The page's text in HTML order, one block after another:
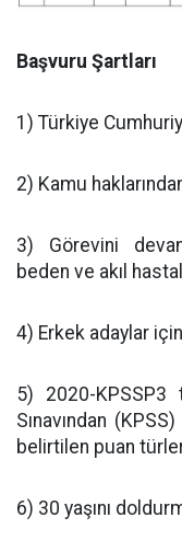
Başvuru Şartları
1) Türkiye
2) Kamu
3) Görevini
beden ve akıl
4) Erkek adaylar
5) 2020-KPSSP3
Sınavından
belirtilen puan
6) 30 yaşını